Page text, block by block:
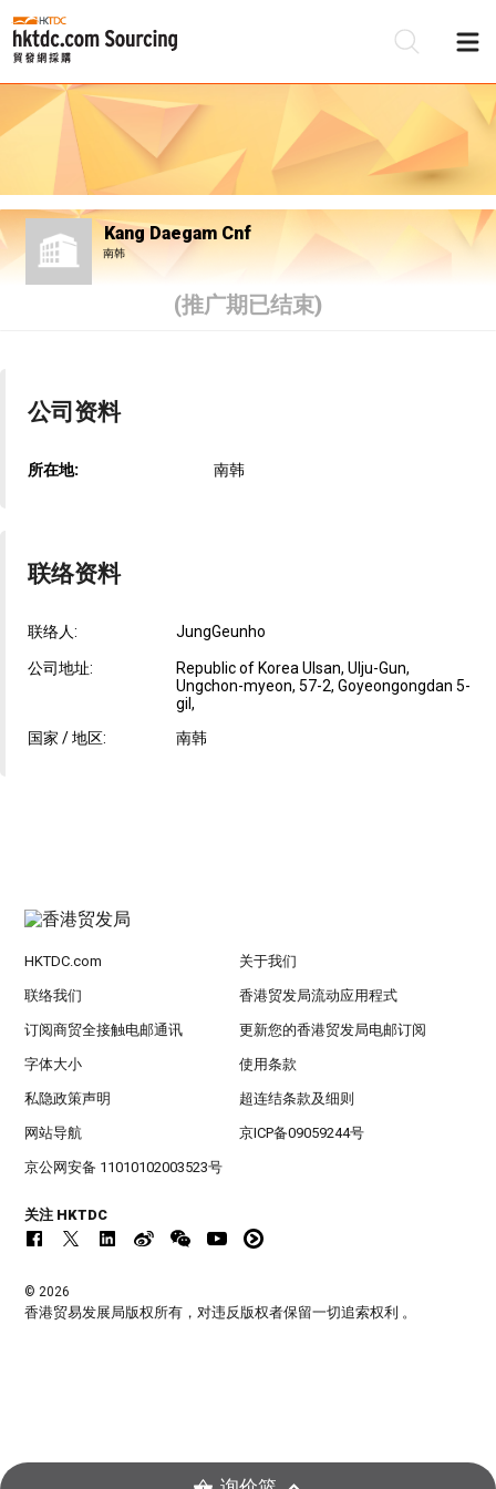
Kang Daegam Cnf
南韩
(推广期已结束)
公司资料
所在地: 南韩
联络资料
联络人: JungGeunho
公司地址:
Republic of Korea Ulsan, Ulju-Gun,
Ungchon-myeon, 57-2, Goyeongongdan 5-
gil,
国家 / 地区:
南韩
HKTDC.com 关于我们
联络我们 香港贸发局流动应用程式
订阅商贸全接触电邮通讯 更新您的香港贸发局电邮订阅
字体大小 使用条款
私隐政策声明 超连结条款及细则
网站导航 京ICP备09059244号
京公网安备 11010102003523号
关注 HKTDC
© 2026
香港贸易发展局版权所有，对违反版权者保留一切追索权利 。